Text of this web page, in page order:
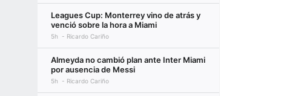
Leagues Cup: Monterrey vino de atrás y
venció sobre la hora a Miami
5h Ricardo Cariño
Almeyda no cambió plan ante Inter Miami
por ausencia de Messi
5h Ricardo Cariño